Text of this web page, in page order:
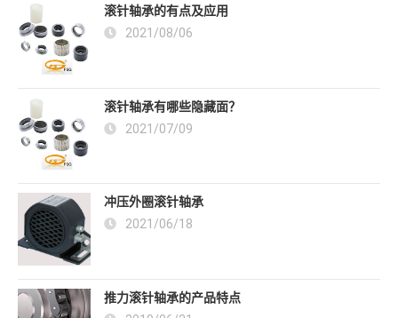
滚针轴承的有点及应用
2021/08/06
滚针轴承有哪些隐藏面？
2021/07/09
冲压外圈滚针轴承
2021/06/18
推力滚针轴承的产品特点